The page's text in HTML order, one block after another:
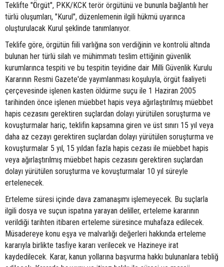
Teklifte "Örgüt", PKK/KCK terör örgütünü ve bununla bağlantılı her
türlü oluşumları, "Kurul", düzenlemenin ilgili hükmü uyarınca
oluşturulacak Kurul şeklinde tanımlanıyor.
Teklife göre, örgütün fiili varlığına son verdiğinin ve kontrolü altında
bulunan her türlü silah ve mühimmatı teslim ettiğinin güvenlik
kurumlarınca tespiti ve bu tespitin teyidine dair Milli Güvenlik Kurulu
Kararının Resmi Gazete'de yayımlanması koşuluyla, örgüt faaliyeti
çerçevesinde işlenen kasten öldürme suçu ile 1 Haziran 2005
tarihinden önce işlenen müebbet hapis veya ağırlaştırılmış müebbet
hapis cezasını gerektiren suçlardan dolayı yürütülen soruşturma ve
kovuşturmalar hariç, teklifin kapsamına giren ve üst sınırı 15 yıl veya
daha az cezayı gerektiren suçlardan dolayı yürütülen soruşturma ve
kovuşturmalar 5 yıl, 15 yıldan fazla hapis cezası ile müebbet hapis
veya ağırlaştırılmış müebbet hapis cezasını gerektiren suçlardan
dolayı yürütülen soruşturma ve kovuşturmalar 10 yıl süreyle
ertelenecek.
Erteleme süresi içinde dava zamanaşımı işlemeyecek. Bu suçlarla
ilgili dosya ve suçun ispatına yarayan deliller, erteleme kararının
verildiği tarihten itibaren erteleme süresince muhafaza edilecek.
Müsadereye konu eşya ve malvarlığı değerleri hakkında erteleme
kararıyla birlikte tasfiye kararı verilecek ve Hazineye irat
kaydedilecek. Karar, kanun yollarına başvurma hakkı bulunanlara tebliğ